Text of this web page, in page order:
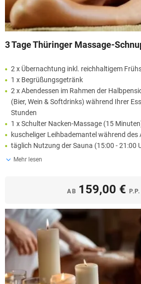
3 Tage Thüringer Massage-
2 x Übernachtung inkl. reichhaltigem
1 x Begrüßungsgetränk
2 x Abendessen im Rahmen der
(Bier, Wein & Softdrinks) während Ihrer
Stunden
1 x Schulter Nacken-Massage (15
kuscheliger Leihbademantel während
täglich Nutzung der Sauna (15:00 - 21:00
Mehr lesen
AB 159,00 € P.P.